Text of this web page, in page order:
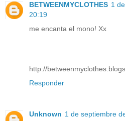
BETWEENMYCLOTHES 1
20:19
me encanta el mono! Xx
http://
Responder
Unknown 1 de septiembre